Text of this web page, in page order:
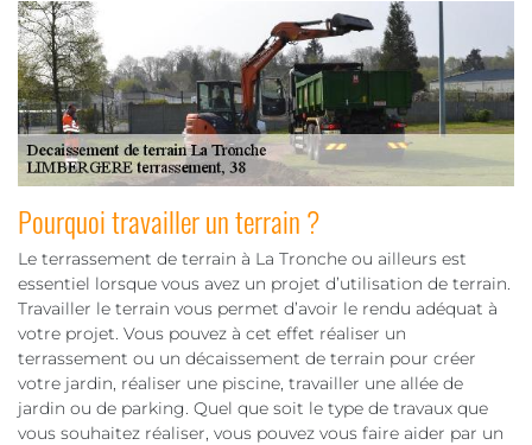
Pourquoi travailler un terrain ?
Le terrassement de terrain à La Tronche ou ailleurs est
essentiel lorsque vous avez un projet d’utilisation de terrain.
Travailler le terrain vous permet d’avoir le rendu adéquat à
votre projet. Vous pouvez à cet effet réaliser un
terrassement ou un décaissement de terrain pour créer
votre jardin, réaliser une piscine, travailler une allée de
jardin ou de parking. Quel que soit le type de travaux que
vous souhaitez réaliser, vous pouvez vous faire aider par un